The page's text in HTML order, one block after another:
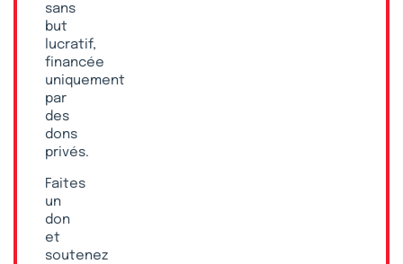
sans
but
lucratif,
financée
uniquement
par
des
dons
privés.
Faites
un
don
et
soutenez